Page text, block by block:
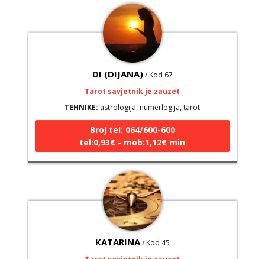
DI (DIJANA)/ Kod 67
Tarot savjetnik je zauzet
TEHNIKE: astrologija, numerlogija, tarot
Broj tel: 064/600-600
tel:0,93€ - mob:1,12€ min
KATARINA/ Kod 45